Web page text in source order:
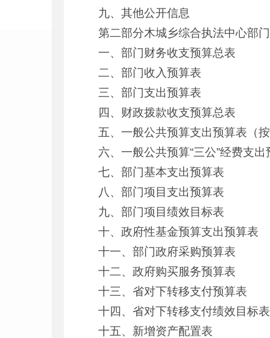
九、其他公开信息
第二部分木城乡综合执法中心部
一、部门财务收支预算总表
二、部门收入预算表
三、部门支出预算表
四、财政拨款收支预算总表
五、一般公共预算支出预算表（
六、一般公共预算“三公”经费支出
七、部门基本支出预算表
八、部门项目支出预算表
九、部门项目绩效目标表
十、政府性基金预算支出预算表
十一、部门政府采购预算表
十二、政府购买服务预算表
十三、省对下转移支付预算表
十四、省对下转移支付绩效目标表
十五、新增资产配置表